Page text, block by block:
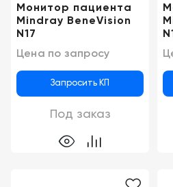
Монитор пациента
Mindray BeneVision
N17
Цена по запросу
Запросить КП
Под заказ